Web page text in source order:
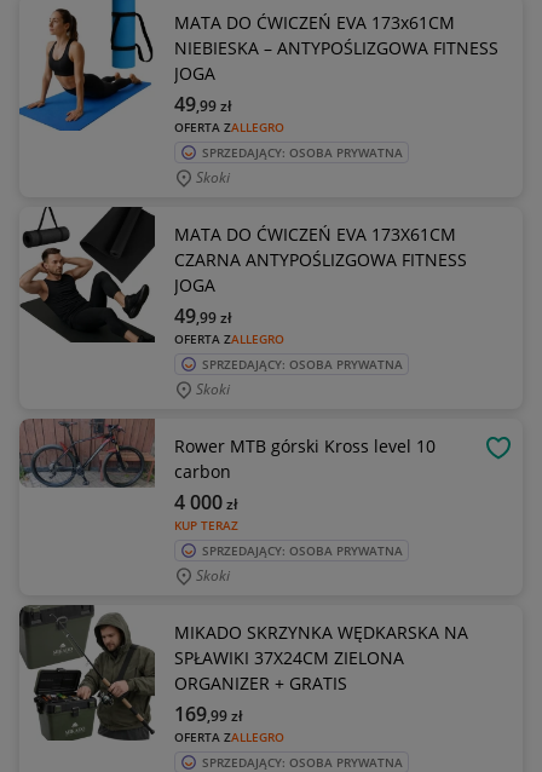
MATA DO ĆWICZEŃ EVA 173x61CM
NIEBIESKA – ANTYPOŚLIZGOWA FITNESS
JOGA
OFERTA ZALLEGRO
49,99zł
SPRZEDAJĄCY: OSOBA PRYWATNA
Skoki
MATA DO ĆWICZEŃ EVA 173X61CM
CZARNA ANTYPOŚLIZGOWA FITNESS
JOGA
OFERTA ZALLEGRO
49,99zł
SPRZEDAJĄCY: OSOBA PRYWATNA
Skoki
Rower MTB górski Kross level 10
carbon
KUP TERAZ
4 000zł
SPRZEDAJĄCY: OSOBA PRYWATNA
Skoki
MIKADO SKRZYNKA WĘDKARSKA NA
SPŁAWIKI 37X24CM ZIELONA
ORGANIZER + GRATIS
OFERTA ZALLEGRO
169,99zł
SPRZEDAJĄCY: OSOBA PRYWATNA